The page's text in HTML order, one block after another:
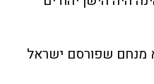
מנחם שפורסם ישראל